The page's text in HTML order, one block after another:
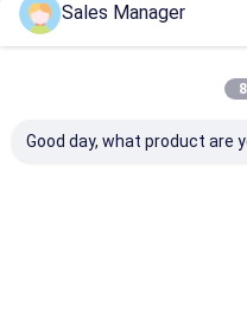
Prodotti Consigliati
Sales Manager
Good day, what product are